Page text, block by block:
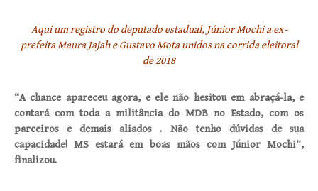
Aqui um registro do deputado estadual, Júnior Mochi a ex-
prefeita Maura Jajah e Gustavo Mota unidos na corrida eleitoral
de 2018
“A chance apareceu agora, e ele não hesitou em abraçá-la, e
contará com toda a militância do MDB no Estado, com os
parceiros e demais aliados . Não tenho dúvidas de sua
capacidade! MS estará em boas mãos com Júnior Mochi”,
finalizou.